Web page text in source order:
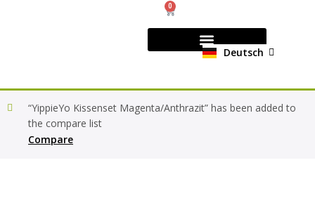
Deutsch
English
0
Compare
“YippieYo Kissenset Magenta/Anthrazit” has been added to
the compare list